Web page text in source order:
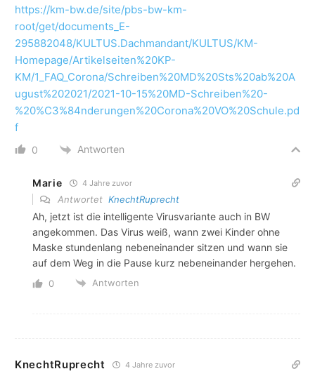
https://km-bw.de/site/pbs-bw-km-
root/get/documents_E-
295882048/KULTUS.Dachmandant/KULTUS/KM-
Homepage/Artikelseiten%20KP-
KM/1_FAQ_Corona/Schreiben%20MD%20Sts%20ab%20A
ugust%202021/2021-10-15%20MD-Schreiben%20-
%20%C3%84nderungen%20Corona%20VO%20Schule.pd
f
0 Antworten
Marie 4 Jahre zuvor
Antwortet KnechtRuprecht
Ah, jetzt ist die intelligente Virusvariante auch in BW
angekommen. Das Virus weiß, wann zwei Kinder ohne
Maske stundenlang nebeneinander sitzen und wann sie
auf dem Weg in die Pause kurz nebeneinander hergehen.
0 Antworten
KnechtRuprecht 4 Jahre zuvor